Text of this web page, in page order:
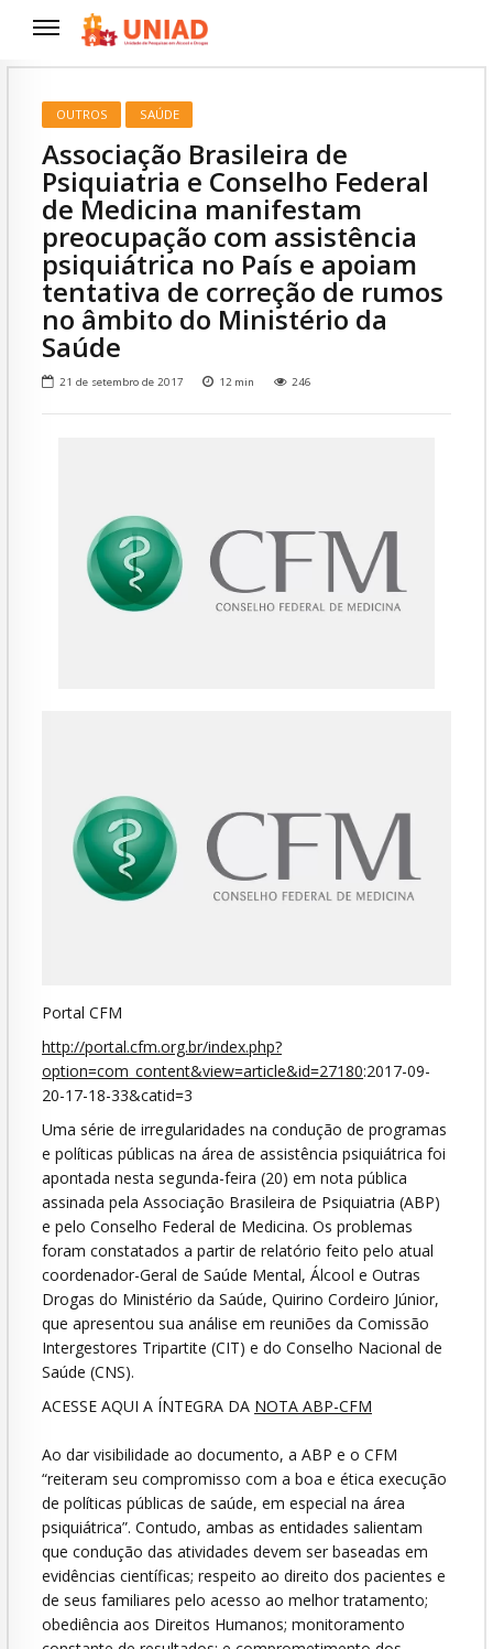
OUTROS SAÚDE
Associação Brasileira de
Psiquiatria e Conselho Federal
de Medicina manifestam
preocupação com assistência
psiquiátrica no País e apoiam
tentativa de correção de rumos
no âmbito do Ministério da
Saúde
21 de setembro de 2017 12 min 246
Portal CFM
http://portal.cfm.org.br/index.php?
option=com_content&view=article&id=27180:2017-09-
20-17-18-33&catid=3
Uma série de irregularidades na condução de programas
e políticas públicas na área de assistência psiquiátrica foi
apontada nesta segunda-feira (20) em nota pública
assinada pela Associação Brasileira de Psiquiatria (ABP)
e pelo Conselho Federal de Medicina. Os problemas
foram constatados a partir de relatório feito pelo atual
coordenador-Geral de Saúde Mental, Álcool e Outras
Drogas do Ministério da Saúde, Quirino Cordeiro Júnior,
que apresentou sua análise em reuniões da Comissão
Intergestores Tripartite (CIT) e do Conselho Nacional de
Saúde (CNS).
ACESSE AQUI A ÍNTEGRA DA NOTA ABP-CFM
Ao dar visibilidade ao documento, a ABP e o CFM
“reiteram seu compromisso com a boa e ética execução
de políticas públicas de saúde, em especial na área
psiquiátrica”. Contudo, ambas as entidades salientam
que condução das atividades devem ser baseadas em
evidências científicas; respeito ao direito dos pacientes e
de seus familiares pelo acesso ao melhor tratamento;
obediência aos Direitos Humanos; monitoramento